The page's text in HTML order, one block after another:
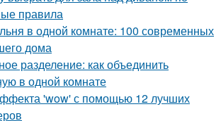
правила
в одной комнате: 100 современных
дома
разделение: как объединить
в одной комнате
'wow' с помощью 12 лучших